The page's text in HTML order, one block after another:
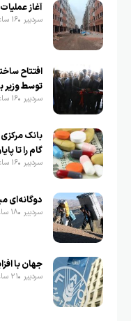
آغاز عملیات
سردبیر 16 ساعت پیش
افتتاح
توسط وزیر
سردبیر 16 ساعت پیش
بانک مرکزی
گام را تا
سردبیر 16 ساعت پیش
دوگانه‌ای
سردبیر 18 ساعت پیش
جهان با
سردبیر 21 ساعت پیش